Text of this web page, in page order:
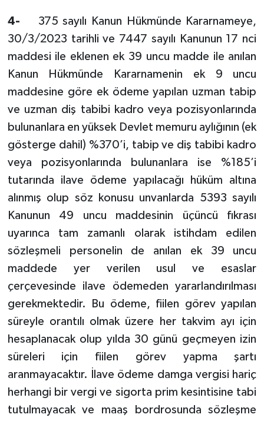
4- 375 sayılı Kanun Hükmünde Kararnameye,
30/3/2023 tarihli ve 7447 sayılı Kanunun 17 nci
maddesi ile eklenen ek 39 uncu madde ile anılan
Kanun Hükmünde Kararnamenin ek 9 uncu
maddesine göre ek ödeme yapılan uzman tabip
ve uzman diş tabibi kadro veya pozisyonlarında
bulunanlara en yüksek Devlet memuru aylığının (ek
gösterge dahil) %370’i, tabip ve diş tabibi kadro
veya pozisyonlarında bulunanlara ise %185’i
tutarında ilave ödeme yapılacağı hüküm altına
alınmış olup söz konusu unvanlarda 5393 sayılı
Kanunun 49 uncu maddesinin üçüncü fıkrası
uyarınca tam zamanlı olarak istihdam edilen
sözleşmeli personelin de anılan ek 39 uncu
maddede yer verilen usul ve esaslar
çerçevesinde ilave ödemeden yararlandırılması
gerekmektedir. Bu ödeme, fiilen görev yapılan
süreyle orantılı olmak üzere her takvim ayı için
hesaplanacak olup yılda 30 günü geçmeyen izin
süreleri için fiilen görev yapma şartı
aranmayacaktır. İlave ödeme damga vergisi hariç
herhangi bir vergi ve sigorta prim kesintisine tabi
tutulmayacak ve maaş bordrosunda sözleşme